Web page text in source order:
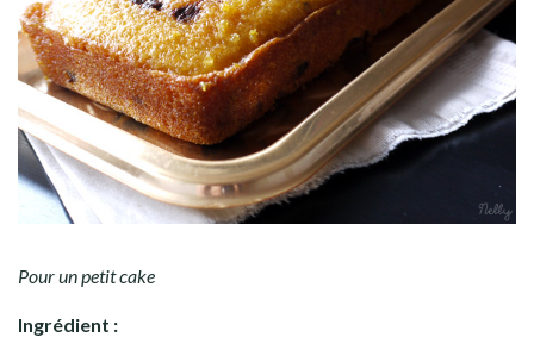
Pour un petit cake
Ingrédient :